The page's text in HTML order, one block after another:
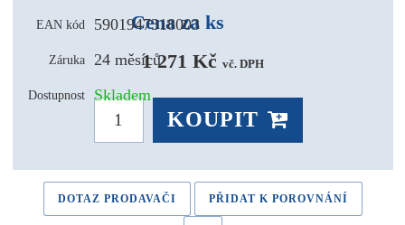
EAN kód 5901947318003
Záruka 24 měsíců
Dostupnost Skladem
Cena za ks
1 271 Kč vč. DPH
KOUPIT
DOTAZ PRODAVAČI PŘIDAT K POROVNÁNÍ